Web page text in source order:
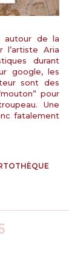
autour de la
Aria
durant
google, les
sont des
pour
Une
fatalement